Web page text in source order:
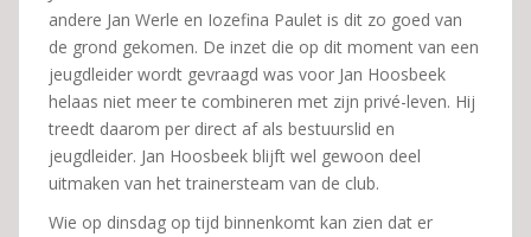
andere Jan Werle en Iozefina Paulet is dit zo goed van
de grond gekomen. De inzet die op dit moment van een
jeugdleider wordt gevraagd was voor Jan Hoosbeek
helaas niet meer te combineren met zijn privé-leven. Hij
treedt daarom per direct af als bestuurslid en
jeugdleider. Jan Hoosbeek blijft wel gewoon deel
uitmaken van het trainersteam van de club.
Wie op dinsdag op tijd binnenkomt kan zien dat er